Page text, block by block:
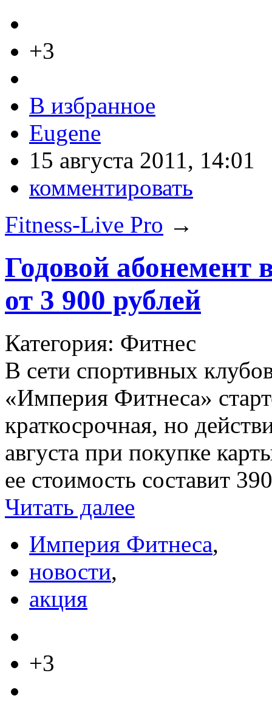
+3
В избранное
Eugene
15 августа 2011, 14:01
комментировать
Fitness-Live Pro →
Годовой
от 3 900 рублей
Категория: Фитнес
В сети спортивных
«Империя Фитнеса»
краткосрочная, но
августа при покупке
ее стоимость составит
Читать далее
Империя Фитнеса,
новости,
акция
+3